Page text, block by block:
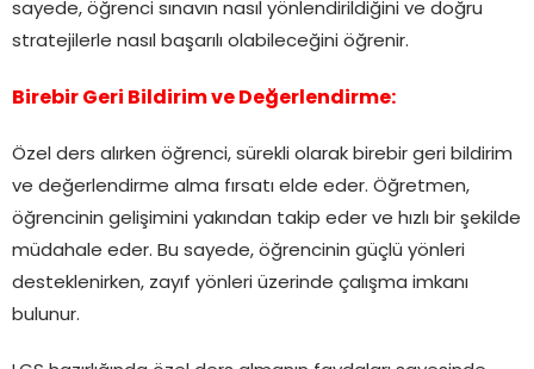
sayede, öğrenci sınavın nasıl yönlendirildiğini ve doğru
stratejilerle nasıl başarılı olabileceğini öğrenir.
Birebir Geri Bildirim ve Değerlendirme:
Özel ders alırken öğrenci, sürekli olarak birebir geri bildirim
ve değerlendirme alma fırsatı elde eder. Öğretmen,
öğrencinin gelişimini yakından takip eder ve hızlı bir şekilde
müdahale eder. Bu sayede, öğrencinin güçlü yönleri
desteklenirken, zayıf yönleri üzerinde çalışma imkanı
bulunur.